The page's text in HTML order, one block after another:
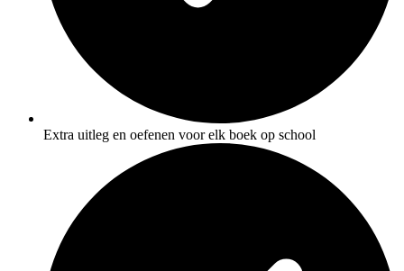
Extra uitleg en oefenen voor elk boek op school